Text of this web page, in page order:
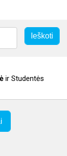
ir Studentės